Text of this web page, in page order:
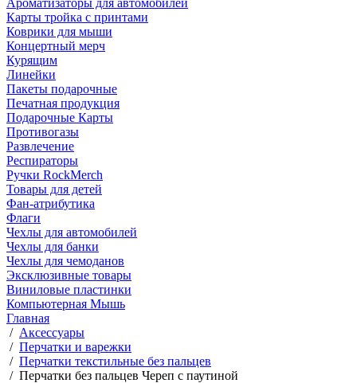
Ароматизаторы для автомобилей
Карты тройка с принтами
Коврики для мыши
Концертный мерч
Курящим
Линейки
Пакеты подарочные
Печатная продукция
Подарочные Карты
Противогазы
Развлечение
Респираторы
Ручки RockMerch
Товары для детей
Фан-атрибутика
Флаги
Чехлы для автомобилей
Чехлы для банки
Чехлы для чемоданов
Эксклюзивные товары
Виниловые пластинки
Компьютерная Мышь
Главная
/ Аксессуары
/ Перчатки и варежки
/ Перчатки текстильные без пальцев
/ Перчатки без пальцев Череп с паутиной